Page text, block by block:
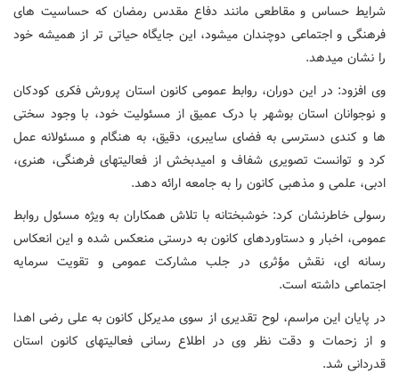
شرایط حساس و مقاطعی مانند دفاع مقدس رمضان که حساسیت های
فرهنگی و اجتماعی دوچندان میشود، این جایگاه حیاتی تر از همیشه خود
را نشان میدهد.
وی افزود: در این دوران، روابط عمومی کانون استان پرورش فکری کودکان
و نوجوانان استان بوشهر با درک عمیق از مسئولیت خود، با وجود سختی
ها و کندی دسترسی به فضای سایبری، دقیق، به هنگام و مسئولانه عمل
کرد و توانست تصویری شفاف و امیدبخش از فعالیتهای فرهنگی، هنری،
ادبی، علمی و مذهبی کانون را به جامعه ارائه دهد.
رسولی خاطرنشان کرد: خوشبختانه با تلاش همکاران به ویژه مسئول روابط
عمومی، اخبار و دستاوردهای کانون به درستی منعکس شده و این انعکاس
رسانه ای، نقش مؤثری در جلب مشارکت عمومی و تقویت سرمایه
اجتماعی داشته است.
در پایان این مراسم، لوح تقدیری از سوی مدیرکل کانون به علی رضی اهدا
و از زحمات و دقت نظر وی در اطلاع رسانی فعالیتهای کانون استان
قدردانی شد.